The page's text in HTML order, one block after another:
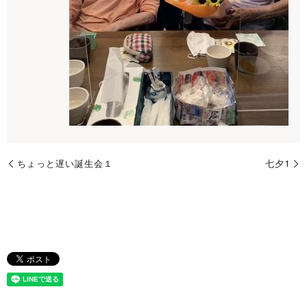
ちょっと遅い誕生会１ 七夕1